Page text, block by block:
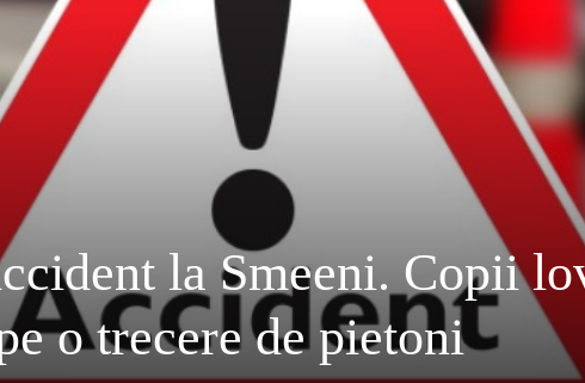
la Smeeni. Copii
o trecere de pietoni